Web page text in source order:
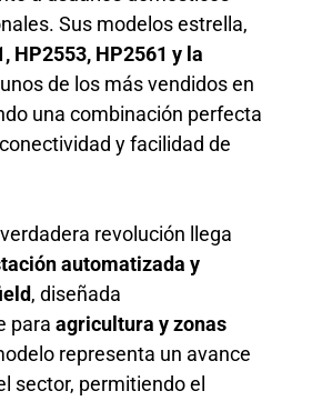
Sus modelos estrella,
HP2553, HP2561 y la
de los más vendidos en
una combinación perfecta
y facilidad de
revolución llega
automatizada y
, diseñada
para agricultura y zonas
representa un avance
sector, permitiendo el